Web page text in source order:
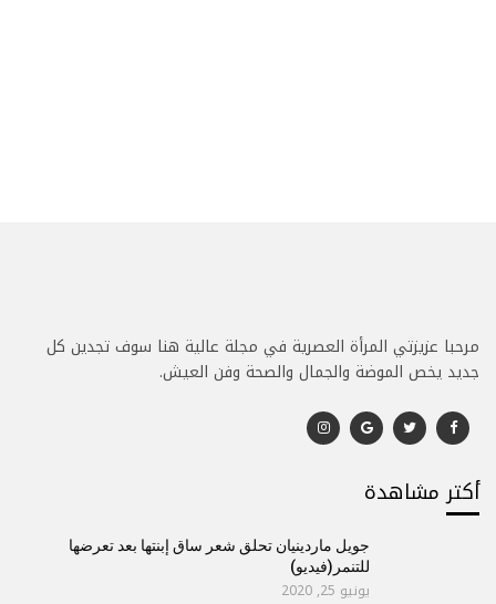
مرحبا عزيزتي المرأة العصرية في مجلة عالية هنا سوف تجدين كل
جديد يخص الموضة والجمال والصحة وفن العيش.
أكتر مشاهدة
جويل ماردينيان تحلق شعر ساق إبنتها بعد تعرضها
للتنمر(فيديو)
يونيو 25, 2020